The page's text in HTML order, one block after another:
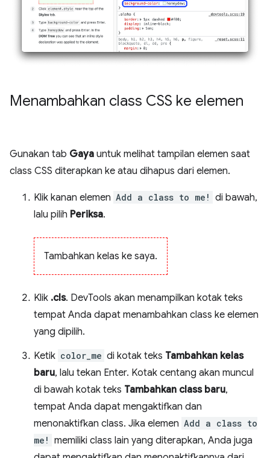
Menambahkan class CSS ke elemen
Gunakan tab Gaya untuk melihat tampilan elemen saat
class CSS diterapkan ke atau dihapus dari elemen.
Klik kanan elemen Add a class to me! di bawah,
lalu pilih Periksa.
Tambahkan kelas ke saya.
Klik .cls. DevTools akan menampilkan kotak teks
tempat Anda dapat menambahkan class ke elemen
yang dipilih.
Ketik color_me di kotak teks Tambahkan kelas
baru, lalu tekan Enter. Kotak centang akan muncul
di bawah kotak teks Tambahkan class baru,
tempat Anda dapat mengaktifkan dan
menonaktifkan class. Jika elemen Add a class to
me! memiliki class lain yang diterapkan, Anda juga